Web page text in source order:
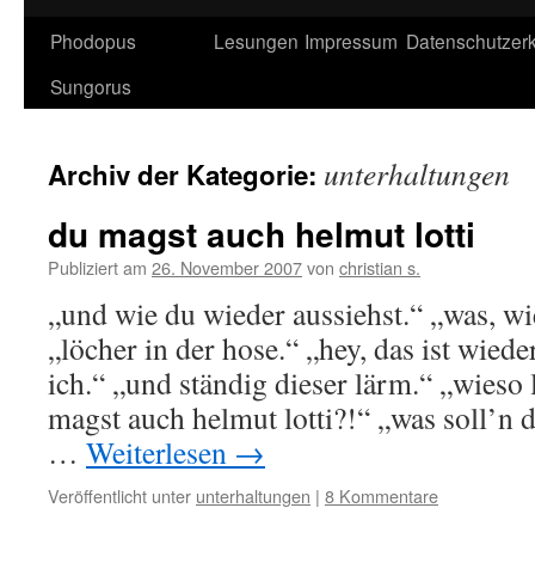
Springe
zum
Phodopus
Sungorus
Lesungen Impressum
Archiv der Kategorie: unterhaltungen
du magst auch helmut lotti
Publiziert am 26. November 2007von christian s.
„und wie du wieder aussiehst.“ „was,
„löcher in der hose.“ „hey, das ist
ich.“ „und ständig dieser lärm.“
magst auch helmut lotti?!“ „was soll’n
… Weiterlesen →
Veröffentlicht unter unterhaltungen | 8 Kommentare